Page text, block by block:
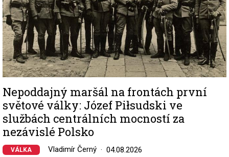
Nepoddajný maršál na frontách první
světové války: Józef Piłsudski ve
službách centrálních mocností za
nezávislé Polsko
VÁLKA Vladimír Černý 04.08.2026